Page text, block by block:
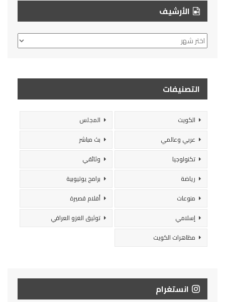
الأرشيف
الأرشيف
التصنيفات
الكويت
المجلس
عربي وعالمي
بث مباشر
تكنولوجيا
وثائقي
رياضة
برامج يوتيوبية
منوعات
أفلام قصيرة
إسلامي
توثيق الغزو العراقي
مظاهرات الكويت
انستغرام